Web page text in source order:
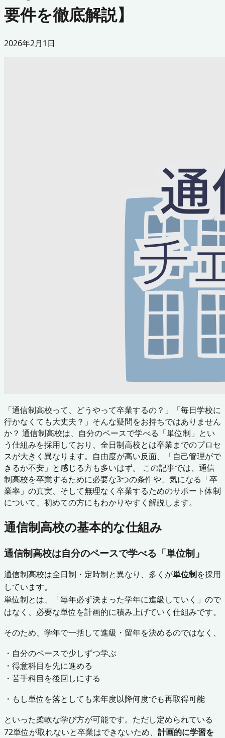
要件を徹底解説】
2026年2月1日
「通信制高校って、どうやって卒業するの？」「毎日学校に
行かなくても大丈夫？」そんな疑問をお持ちではありません
か？ 通信制高校は、自分のペースで学べる「単位制」とい
う仕組みを採用しており、全日制高校とは卒業までのプロセ
スが大きく異なります。自由度が高い反面、「自己管理がで
きるか不安」と感じる方も多いはず。 この記事では、通信
制高校を卒業するために必要な3つの条件や、気になる「卒
業率」の真実、そして無理なく卒業するためのサポート体制
について、初めての方にもわかりやすく解説します。
通信制高校の基本的な仕組み
通信制高校は自分のペースで学べる「単位制」
通信制高校は全日制・定時制と異なり、多くが単位制を採用
しています。
単位制とは、「毎年必ず決まった学年に進級していく」ので
はなく、必要な単位を計画的に積み上げていく仕組みです。
そのため、学年で一括して進級・留年を決めるのではなく、
・自分のペースで少しずつ学ぶ
・得意科目を先に進める
・苦手科目を後回しにする
・もし単位を落としても来年度以降何度でも再取得可能
といった柔軟な学び方が可能です。ただし定められている
72単位が取れないと卒業はできないため、 計画的に学習を